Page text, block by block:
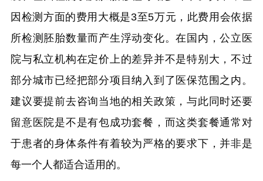
因检测方面的费用大概是3至5万元，此费用会依据
所检测胚胎数量而产生浮动变化。在国内，公立医
院与私立机构在定价上的差异并不是特别大，不过
部分城市已经把部分项目纳入到了医保范围之内。
建议要提前去咨询当地的相关政策，与此同时还要
留意医院是不是有包成功套餐，而这类套餐通常对
于患者的身体条件有着较为严格的要求下，并非是
每一个人都适合适用的。